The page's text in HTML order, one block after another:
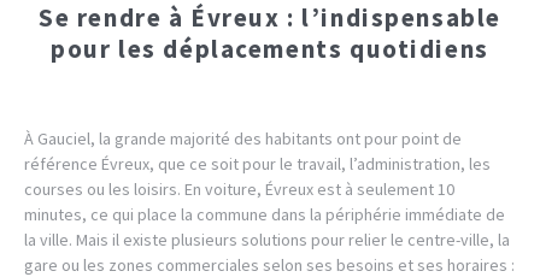
Se rendre à Évreux : l’indispensable
pour les déplacements quotidiens
À Gauciel, la grande majorité des habitants ont pour point de
référence Évreux, que ce soit pour le travail, l’administration, les
courses ou les loisirs. En voiture, Évreux est à seulement 10
minutes, ce qui place la commune dans la périphérie immédiate de
la ville. Mais il existe plusieurs solutions pour relier le centre-ville, la
gare ou les zones commerciales selon ses besoins et ses horaires :